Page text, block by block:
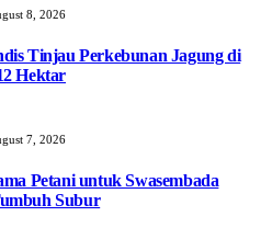
8, 2026
Tinjau Perkebunan Jagung di
Hektar
7, 2026
Petani untuk Swasembada
Subur